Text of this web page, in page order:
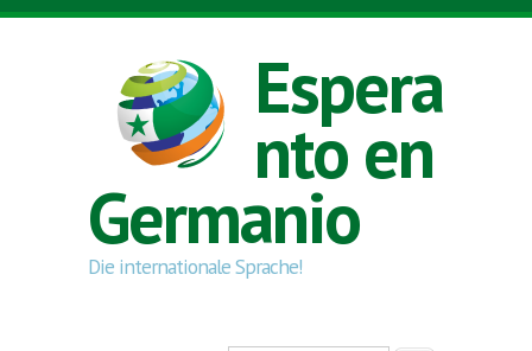
Skip to main content
Espera
nto en
Germanio
Die internationale Sprache!